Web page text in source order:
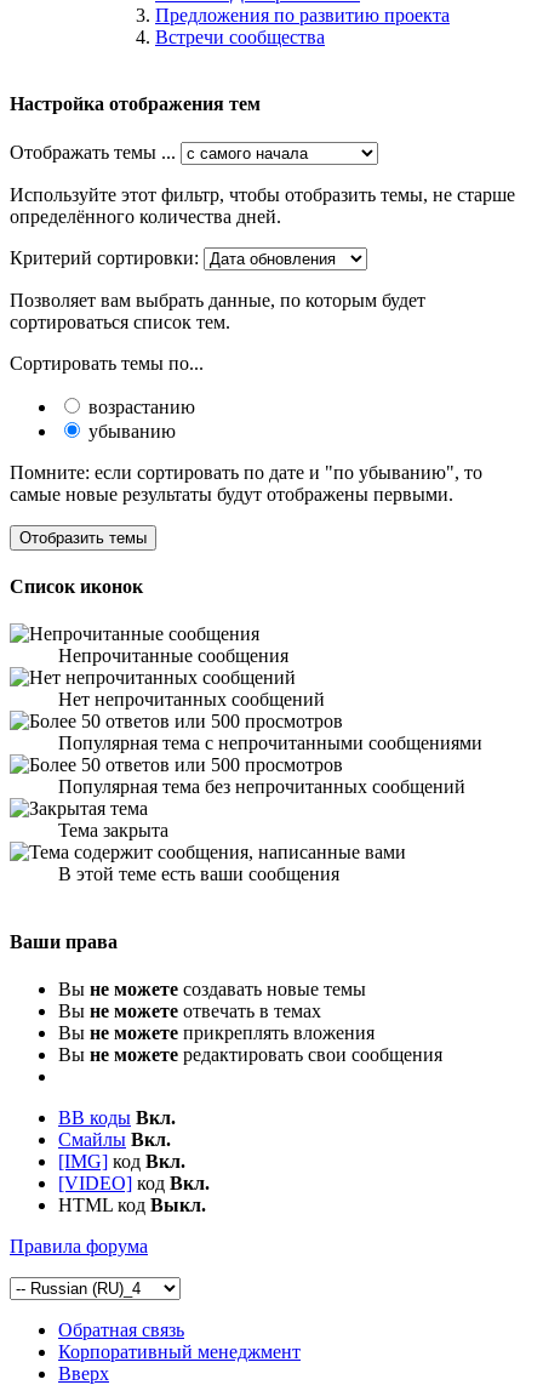
Предложения по развитию проекта
Встречи сообщества
Настройка отображения тем
Отображать темы ...
Используйте этот фильтр, чтобы отобразить темы, не старше
определённого количества дней.
Критерий сортировки:
Позволяет вам выбрать данные, по которым будет
сортироваться список тем.
Сортировать темы по...
возрастанию
убыванию
Помните: если сортировать по дате и "по убыванию", то
самые новые результаты будут отображены первыми.
Список иконок
Непрочитанные сообщения
Нет непрочитанных сообщений
Популярная тема с непрочитанными сообщениями
Популярная тема без непрочитанных сообщений
Тема закрыта
В этой теме есть ваши сообщения
Ваши права
Вы не можете создавать новые темы
Вы не можете отвечать в темах
Вы не можете прикреплять вложения
Вы не можете редактировать свои сообщения
BB коды Вкл.
Смайлы Вкл.
[IMG] код Вкл.
[VIDEO] код Вкл.
HTML код Выкл.
Правила форума
Обратная связь
Корпоративный менеджмент
Вверх